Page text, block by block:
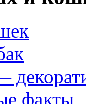
факты